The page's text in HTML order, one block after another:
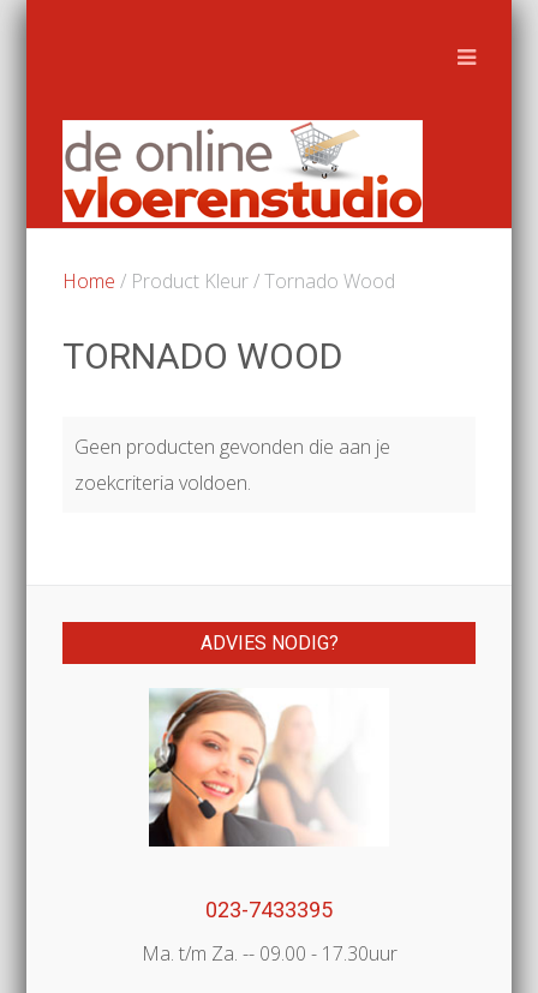
Home / Product Kleur / Tornado Wood
TORNADO WOOD
Geen producten gevonden die aan je
zoekcriteria voldoen.
ADVIES NODIG?
023-7433395
Ma. t/m Za. -- 09.00 - 17.30uur